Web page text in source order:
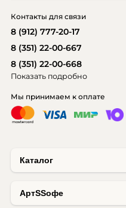
Каталог
AртSSофе
Мы принимаем к оплате
Контакты для связи
8 (912) 777-20-17
8 (351) 22-00-667
8 (351) 22-00-668
Показать подробно